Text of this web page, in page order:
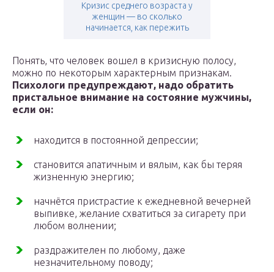
Кризис среднего возраста у
женщин — во сколько
начинается, как пережить
Понять, что человек вошел в кризисную полосу,
можно по некоторым характерным признакам.
Психологи предупреждают, надо обратить
пристальное внимание на состояние мужчины,
если он:
находится в постоянной депрессии;
становится апатичным и вялым, как бы теряя
жизненную энергию;
начнётся пристрастие к ежедневной вечерней
выпивке, желание схватиться за сигарету при
любом волнении;
раздражителен по любому, даже
незначительному поводу;